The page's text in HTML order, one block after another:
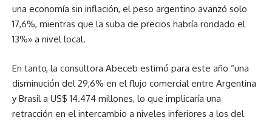
una economía sin inflación, el peso argentino avanzó solo
17,6%, mientras que la suba de precios habría rondado el
13%» a nivel local.
En tanto, la consultora Abeceb estimó para este año “una
disminución del 29,6% en el flujo comercial entre Argentina
y Brasil a US$ 14.474 millones, lo que implicaría una
retracción en el intercambio a niveles inferiores a los del